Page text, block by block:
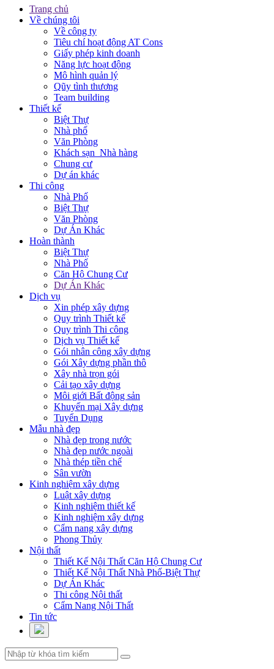
Trang chủ
Về chúng tôi
Về công ty
Tiêu chí hoạt động AT Cons
Giấy phép kinh doanh
Năng lực hoạt động
Mô hình quản lý
Qũy tình thương
Team building
Thiết kế
Biệt Thự
Nhà phố
Văn Phòng
Khách sạn_Nhà hàng
Chung cư
Dự án khác
Thi công
Nhà Phố
Biệt Thự
Văn Phòng
Dự Án Khác
Hoàn thành
Biệt Thự
Nhà Phố
Căn Hộ Chung Cư
Dự Án Khác
Dịch vụ
Xin phép xây dựng
Quy trình Thiết kế
Quy trình Thi công
Dịch vụ Thiết kế
Gói nhân công xây dựng
Gói Xây dựng phần thô
Xây nhà trọn gói
Cải tạo xây dựng
Môi giới Bất động sản
Khuyến mại Xây dựng
Tuyển Dụng
Mẫu nhà đẹp
Nhà đẹp trong nước
Nhà đẹp nước ngoài
Nhà thép tiền chế
Sân vườn
Kinh nghiệm xây dựng
Luật xây dựng
Kinh nghiệm thiết kế
Kinh nghiệm xây dựng
Cẩm nang xây dựng
Phong Thủy
Nội thất
Thiết Kế Nội Thất Căn Hộ Chung Cư
Thiết Kế Nội Thất Nhà Phố-Biệt Thự
Dự Án Khác
Thi công Nội thất
Cẩm Nang Nội Thất
Tin tức